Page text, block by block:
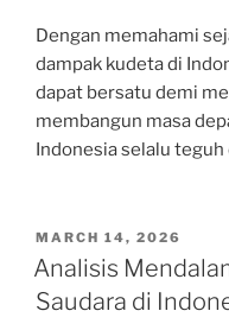
Dengan memahami
dampak kudeta di
dapat bersatu demi
membangun masa
Indonesia selalu teguh
POSTED
ON
MARCH 14, 2026
Analisis
Saudara di